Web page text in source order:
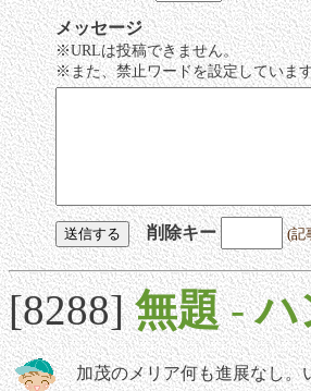
メッセージ
※URLは投稿できません。
※また、禁止ワードを設定していま
削除キー (記
[8288]無題-ハ
加茂のメリア何も進展なし。